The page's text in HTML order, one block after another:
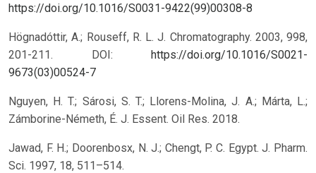
https://doi.org/10.1016/S0031-9422(99)00308-8
Högnadóttir, A.; Rouseff, R. L. J. Chromatography. 2003, 998,
201-211. DOI: https://doi.org/10.1016/S0021-
9673(03)00524-7
Nguyen, H. T.; Sárosi, S. T.; Llorens-Molina, J. A.; Márta, L.;
Zámborine-Németh, É. J. Essent. Oil Res. 2018.
Jawad, F. H.; Doorenbosx, N. J.; Chengt, P. C. Egypt. J. Pharm.
Sci. 1997, 18, 511–514.